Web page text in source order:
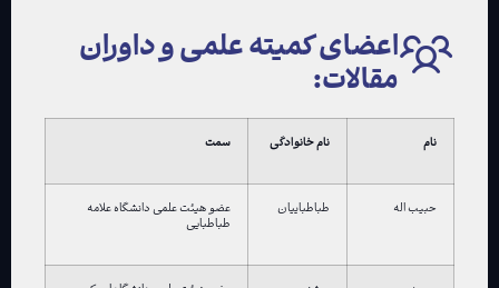
اعضای کمیته علمی و داوران
مقالات:
نام نام خانوادگی سمت
حبیب اله طباطباییان عضو هیئت علمی دانشگاه علامه
طباطبایی